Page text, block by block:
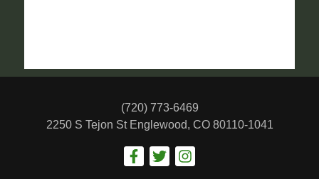
(720) 773-6469
2250 S Tejon St Englewood, CO 80110-1041